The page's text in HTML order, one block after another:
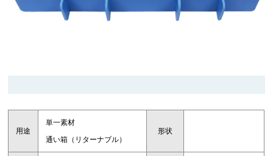
用途
単一素材
通い箱（リターナブル）
形状